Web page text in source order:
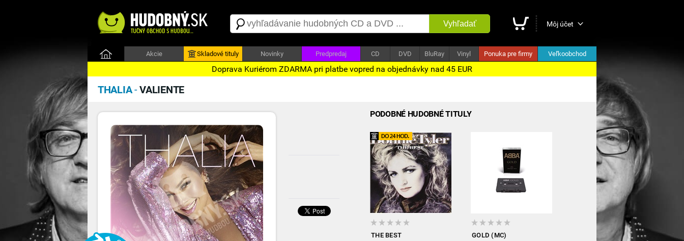
Vyhľadať Môj účet
Akcie Skladové tituly Novinky Predpredaj CD DVD BluRay Vinyl Ponuka pre firmy Veľkoobchod
Doprava Kuriérom ZDARMA pri platbe vopred na objednávky nad 45 EUR
THALIA-VALIENTE
PODOBNÉ HUDOBNÉ TITULY
THE BEST GOLD (MC)